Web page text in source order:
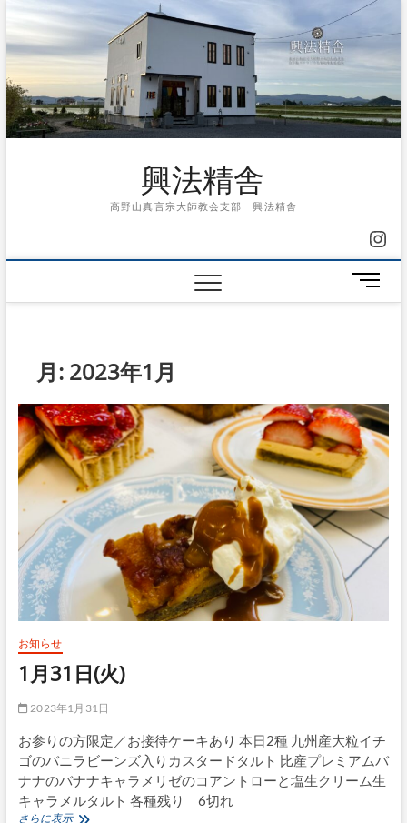
content
興法精舎
高野山真言宗大師教会支部 興法精舎
メ
ニ
月: 2023年1月
お知らせ
1月31日(火)
2023年1月31日
お参りの方限定／お接待ケーキあり 本日2種 九州産大粒イチ
ゴのバニラビーンズ入りカスタードタルト 比産プレミアムバ
ナナのバナナキャラメリゼのコアントローと塩生クリーム生
キャラメルタルト 各種残り 6切れ
さらに表示1